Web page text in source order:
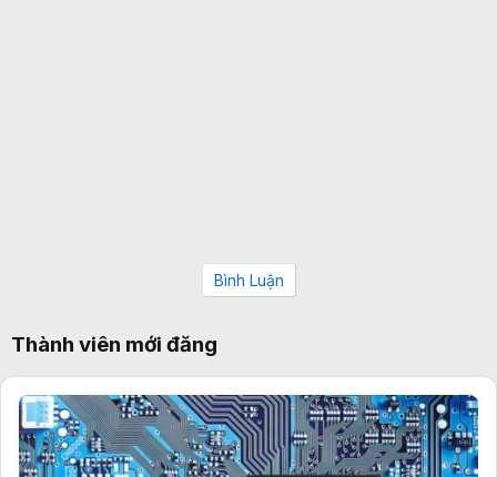
Bình Luận
Thành viên mới đăng